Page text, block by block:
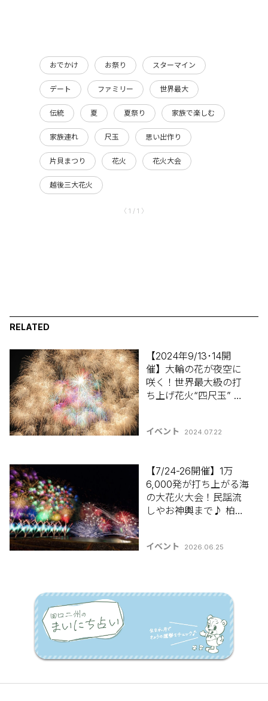
おでかけ お祭り スターマイン
デート ファミリー 世界最大
伝統 夏 夏祭り 家族で楽しむ
家族連れ 尺玉 思い出作り
片貝まつり 花火 花火大会
越後三大花火
〈 1 / 1 〉
RELATED
【2024年9/13･14開
催】大輪の花が夜空に
咲く！世界最大級の打
ち上げ花火“四尺玉” 小
【新潟県の祭り･花火大
イベント 2024.07.22
【7/24-26開催】1万
6,000発が打ち上がる海
の大花火大会！民謡流
しやお神輿まで♪ 柏崎
火大会特集2026】
イベント 2026.06.25